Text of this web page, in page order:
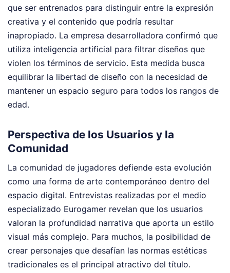
que ser entrenados para distinguir entre la expresión
creativa y el contenido que podría resultar
inapropiado. La empresa desarrolladora confirmó que
utiliza inteligencia artificial para filtrar diseños que
violen los términos de servicio. Esta medida busca
equilibrar la libertad de diseño con la necesidad de
mantener un espacio seguro para todos los rangos de
edad.
Perspectiva de los Usuarios y la
Comunidad
La comunidad de jugadores defiende esta evolución
como una forma de arte contemporáneo dentro del
espacio digital. Entrevistas realizadas por el medio
especializado Eurogamer revelan que los usuarios
valoran la profundidad narrativa que aporta un estilo
visual más complejo. Para muchos, la posibilidad de
crear personajes que desafían las normas estéticas
tradicionales es el principal atractivo del título.